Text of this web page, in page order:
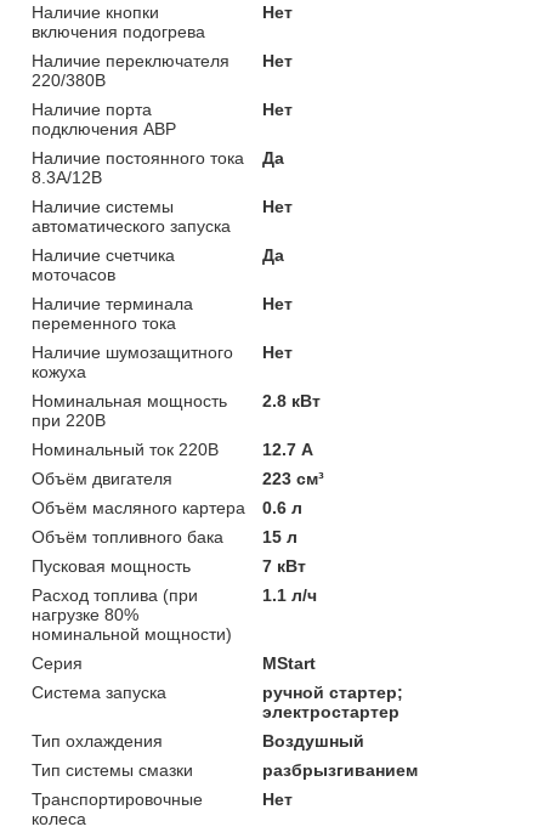
Наличие кнопки
включения подогрева
Нет
Наличие переключателя
220/380В
Нет
Наличие порта
подключения АВР
Нет
Наличие постоянного тока
8.3А/12В
Да
Наличие системы
автоматического запуска
Нет
Наличие счетчика
моточасов
Да
Наличие терминала
переменного тока
Нет
Наличие шумозащитного
кожуха
Нет
Номинальная мощность
при 220В
2.8 кВт
Номинальный ток 220В
12.7 А
Объём двигателя
223 см³
Объём масляного картера
0.6 л
Объём топливного бака
15 л
Пусковая мощность
7 кВт
Расход топлива (при
нагрузке 80%
номинальной мощности)
1.1 л/ч
Серия
MStart
Система запуска
ручной стартер;
электростартер
Тип охлаждения
Воздушный
Тип системы смазки
разбрызгиванием
Транспортировочные
колеса
Нет